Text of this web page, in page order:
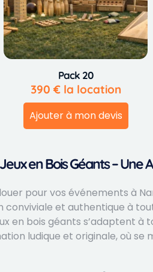
Pack 20
390 €la location
Ajouter à mon devis
en Bois Géants – Une
pour vos événements à
et authentique à
en bois géants s’adaptent à
ludique et originale, où